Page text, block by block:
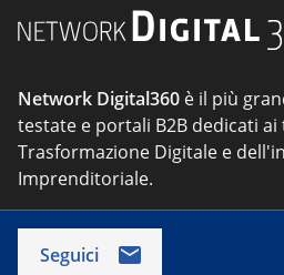
Network Digital360 è il più
testate e portali B2B dedicati ai
Trasformazione Digitale e
Imprenditoriale.
Seguici